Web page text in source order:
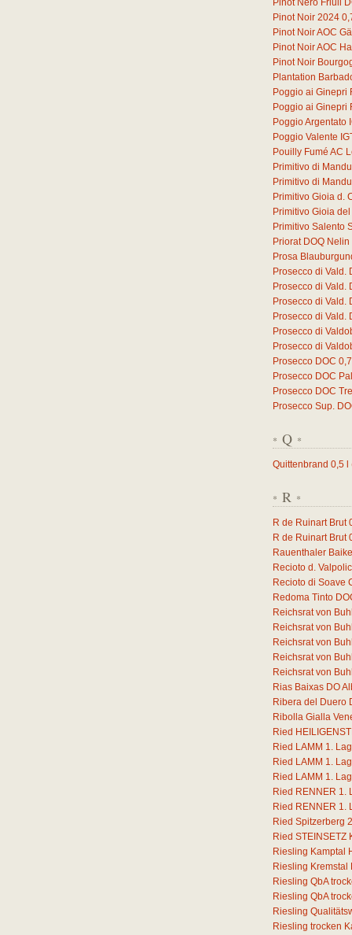
Pinot Nero Friuli
Pinot Noir 2024
Pinot Noir AOC
Pinot Noir AOC
Pinot Noir
Plantation
Poggio ai Ginepri
Poggio ai Ginepri
Poggio Argentato
Poggio Valente
Pouilly Fumé AC
Primitivo di
Primitivo di
Primitivo Gioia d.
Primitivo Gioia
Primitivo Salento
Priorat DOQ
Prosa
Prosecco di Vald.
Prosecco di Vald.
Prosecco di Vald.
Prosecco di Vald.
Prosecco di
Prosecco di
Prosecco DOC
Prosecco DOC
Prosecco DOC
Prosecco Sup.
* Q *
Quittenbrand 0,5
* R *
R de Ruinart Brut
R de Ruinart Brut
Rauenthaler
Recioto d.
Recioto di Soave
Redoma Tinto
Reichsrat von
Reichsrat von
Reichsrat von
Reichsrat von
Reichsrat von
Rias Baixas DO
Ribera del Duero
Ribolla Gialla
Ried
Ried LAMM 1.
Ried LAMM 1.
Ried LAMM 1.
Ried RENNER 1.
Ried RENNER 1.
Ried Spitzerberg
Ried STEINSETZ
Riesling Kamptal
Riesling
Riesling QbA
Riesling QbA
Riesling
Riesling trocken